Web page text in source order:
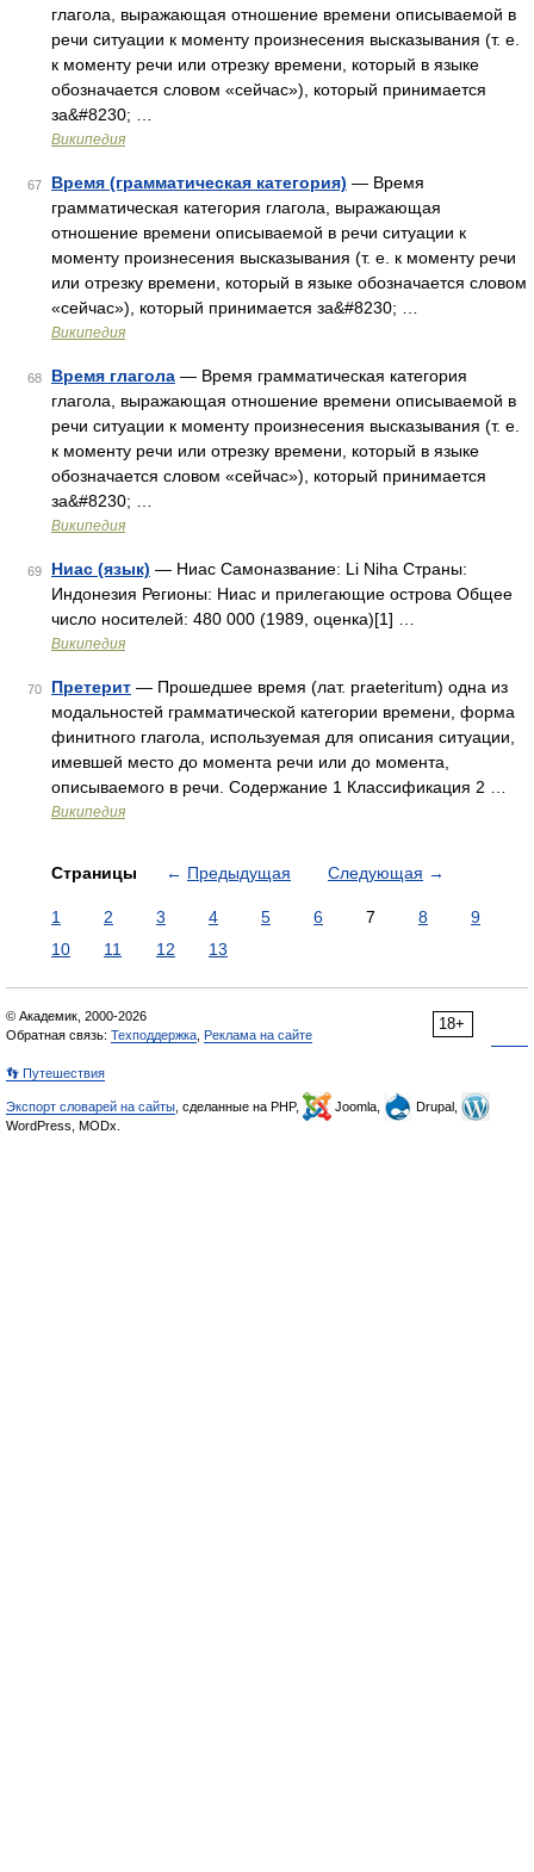
глагола, выражающая отношение времени описываемой в
речи ситуации к моменту произнесения высказывания (т. е.
к моменту речи или отрезку времени, который в языке
обозначается словом «сейчас»), который принимается
за&#8230; …
Википедия
67 Время (грамматическая категория) — Время
грамматическая категория глагола, выражающая
отношение времени описываемой в речи ситуации к
моменту произнесения высказывания (т. е. к моменту речи
или отрезку времени, который в языке обозначается словом
«сейчас»), который принимается за&#8230; …
Википедия
68 Время глагола — Время грамматическая категория
глагола, выражающая отношение времени описываемой в
речи ситуации к моменту произнесения высказывания (т. е.
к моменту речи или отрезку времени, который в языке
обозначается словом «сейчас»), который принимается
за&#8230; …
Википедия
69 Ниас (язык) — Ниас Самоназвание: Li Niha Страны:
Индонезия Регионы: Ниас и прилегающие острова Общее
число носителей: 480 000 (1989, оценка)[1] …
Википедия
70 Претерит — Прошедшее время (лат. praeteritum) одна из
модальностей грамматической категории времени, форма
финитного глагола, используемая для описания ситуации,
имевшей место до момента речи или до момента,
описываемого в речи. Содержание 1 Классификация 2 …
Википедия
Страницы ← Предыдущая Следующая →
1 2 3 4 5 6 7 8
9
10
11 12 13
18+
© Академик, 2000-2026
Обратная связь: Техподдержка Реклама на сайте
👣 Путешествия
Экспорт словарей на сайты , сделанные на PHP, Joomla,
Drupal,
WordPress, MODx.